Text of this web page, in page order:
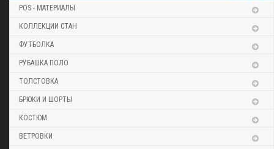
POS - МАТЕРИАЛЫ
КОЛЛЕКЦИИ СТАН
ФУТБОЛКА
РУБАШКА ПОЛО
ТОЛСТОВКА
БРЮКИ И ШОРТЫ
КОСТЮМ
ВЕТРОВКИ